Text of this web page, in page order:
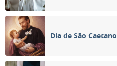
Dia de São Caetano